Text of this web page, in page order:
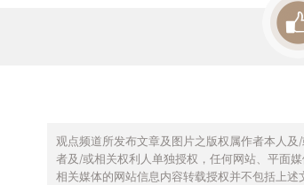
观点频道所发布文章及图片之版权属作者本人
者及/或相关权利人单独授权，任何网站、平面
相关媒体的网站信息内容转载授权并不包括上